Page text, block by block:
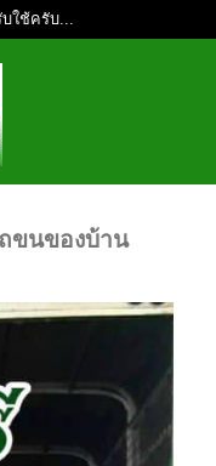
ใช้ครับ...
ขนของบ้าน